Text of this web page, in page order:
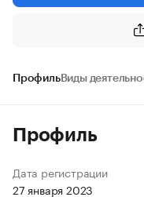
ПрофильВиды
Профиль
Дата регистрации
27 января 2023